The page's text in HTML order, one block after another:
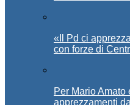
«Il Pd ci
con forze di
Per Mario
apprezzamenti